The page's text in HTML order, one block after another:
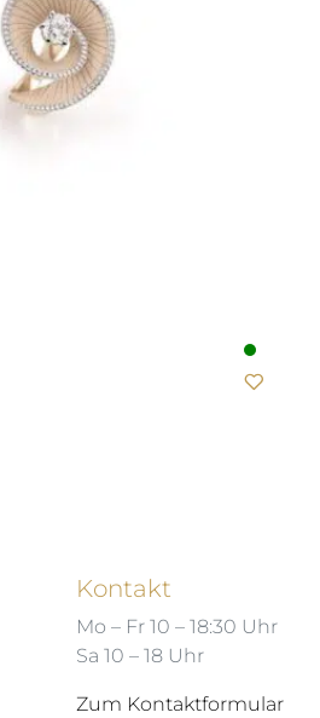
Kontakt
Mo – Fr 10 – 18:30 Uhr
Sa 10 – 18 Uhr
Zum Kontaktformular